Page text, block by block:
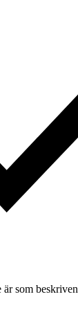
som beskriven